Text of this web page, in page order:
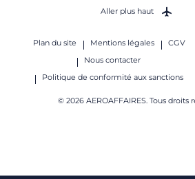
Plan du site Mentions légales
CGV
Nous contacter
Politique de conformité aux sanctions
© 2026 AEROAFFAIRES. Tous droits
Aller plus haut